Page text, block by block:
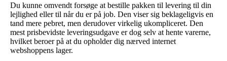
Du kunne omvendt forsøge at bestille pakken til levering til din
lejlighed eller til når du er på job. Den viser sig beklageligvis en
tand mere pebret, men derudover virkelig ukompliceret. Den
mest prisbevidste leveringsudgave er dog selv at hente varerne,
hvilket beroer på at du opholder dig nærved internet
webshoppens lager.